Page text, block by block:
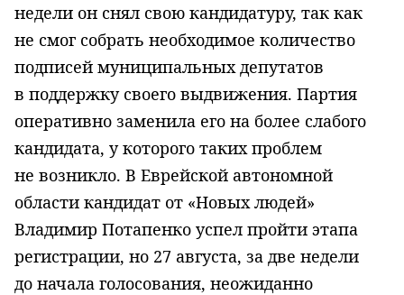
недели он снял свою кандидатуру, так как
не смог собрать необходимое количество
подписей муниципальных депутатов
в поддержку своего выдвижения. Партия
оперативно заменила его на более слабого
кандидата, у которого таких проблем
не возникло. В Еврейской автономной
области кандидат от «Новых людей»
Владимир Потапенко успел пройти этапа
регистрации, но 27 августа, за две недели
до начала голосования, неожиданно